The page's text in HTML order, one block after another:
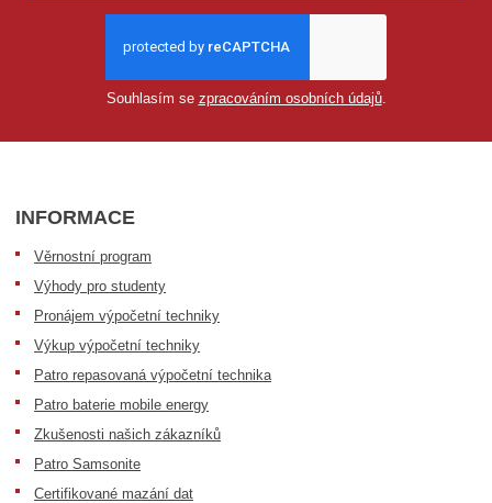
Souhlasím se zpracováním osobních údajů.
INFORMACE
Věrnostní program
Výhody pro studenty
Pronájem výpočetní techniky
Výkup výpočetní techniky
Patro repasovaná výpočetní technika
Patro baterie mobile energy
Zkušenosti našich zákazníků
Patro Samsonite
Certifikované mazání dat